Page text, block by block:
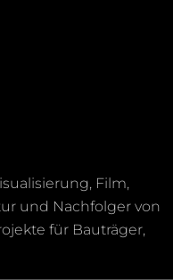
Film,
und Nachfolger von
für Bauträger,